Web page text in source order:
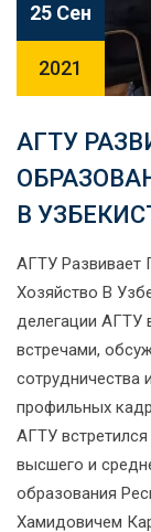
25 Сен
2021
АГТУ
В
АГТУ Развивает
Хозяйство В
делегации АГТУ
встречами,
сотрудничества
профильных
АГТУ
высшего и
образования
Хамидовичем